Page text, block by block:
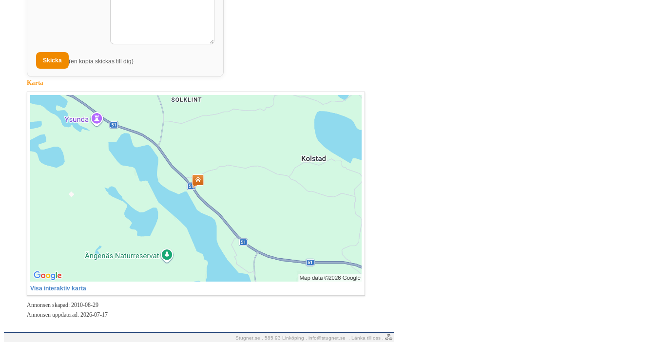
(en kopia skickas till dig)
Karta
Visa interaktiv karta
Annonsen skapad: 2010-08-29
Annonsen uppdaterad: 2026-07-17
Stugnet.se . 585 93 Linköping . info@stugnet.se Länka till oss